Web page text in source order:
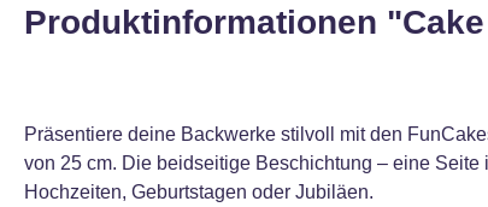
Produktinformationen
Präsentiere deine Backwerke stilvoll mit den
von 25 cm. Die beidseitige Beschichtung – eine
Hochzeiten, Geburtstagen oder Jubiläen.